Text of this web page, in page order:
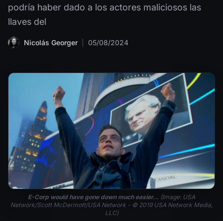
podría haber dado a los actores maliciosos las
llaves del
Nicolás Georger 05/08/2024
E-Corp would have gone down much easier... (Image: USA
Network/Scott McDermott/USA Network - © 2019 USA Network Media,
LLC)